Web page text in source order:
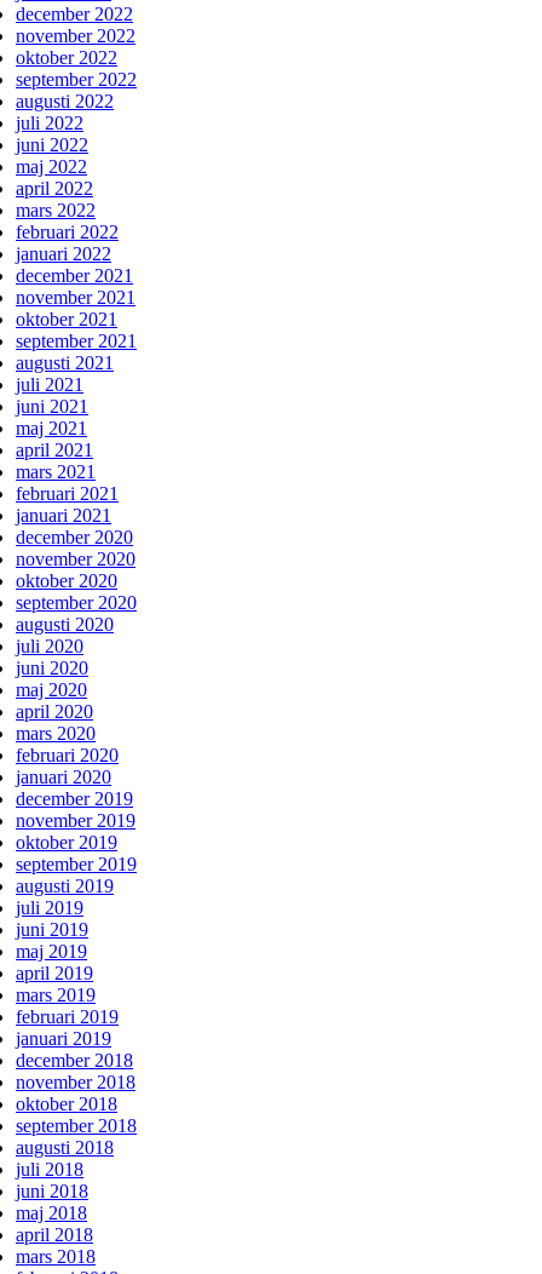
december 2022
november 2022
oktober 2022
september 2022
augusti 2022
juli 2022
juni 2022
maj 2022
april 2022
mars 2022
februari 2022
januari 2022
december 2021
november 2021
oktober 2021
september 2021
augusti 2021
juli 2021
juni 2021
maj 2021
april 2021
mars 2021
februari 2021
januari 2021
december 2020
november 2020
oktober 2020
september 2020
augusti 2020
juli 2020
juni 2020
maj 2020
april 2020
mars 2020
februari 2020
januari 2020
december 2019
november 2019
oktober 2019
september 2019
augusti 2019
juli 2019
juni 2019
maj 2019
april 2019
mars 2019
februari 2019
januari 2019
december 2018
november 2018
oktober 2018
september 2018
augusti 2018
juli 2018
juni 2018
maj 2018
april 2018
mars 2018